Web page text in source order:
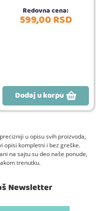
Redovna cena:
599,00RSD
Dodaj u korpu
u opisu svih proizvoda,
opisi kompletni i bez greške.
na sajtu su deo naše ponude,
trenutku.
Newsletter